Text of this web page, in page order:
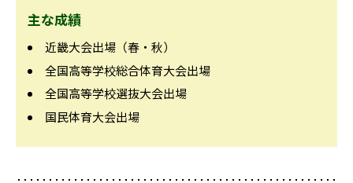
主な成績
近畿大会出場（春・秋）
全国高等学校総合体育大会出場
全国高等学校選抜大会出場
国民体育大会出場